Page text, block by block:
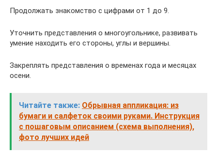
Продолжать знакомство с цифрами от 1 до 9.
Уточнить представления о многоугольнике, развивать
умение находить его стороны, углы и вершины.
Закреплять представления о временах года и месяцах
осени.
Читайте также: Обрывная аппликация: из
бумаги и салфеток своими руками. Инструкция
с пошаговым описанием (схема выполнения),
фото лучших идей